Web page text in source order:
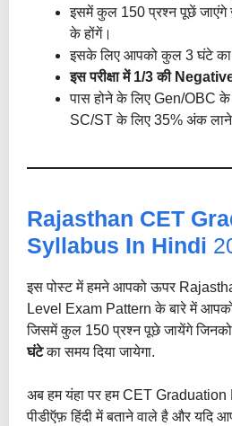
इसमें कुल 150 प्रश्न पूछें जाएंगे
के होंगें।
इसके लिए आपको कुल 3 घंटे का
इस परीक्षा में 1/3 की
पास होने के लिए Gen/oBC
SC/ST के लिए 35% अंक
Rajasthan CET
Syllabus In Hindi
इस पोस्ट में हमने आपको ऊपर
Level Exam Pattern के बारे में आपको
जिसमें कुल 150 प्रश्न पूछे जायेंगे
घंटेका समय दिया जायेगा.
अब हम यंहा पर हम CET
पीडीऍफ़ हिंदी में बताने वाले है और